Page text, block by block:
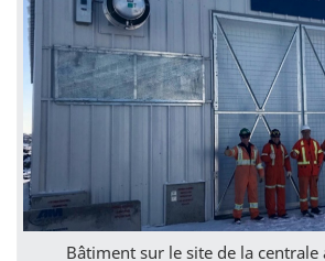
Bâtiment sur le site de la centrale